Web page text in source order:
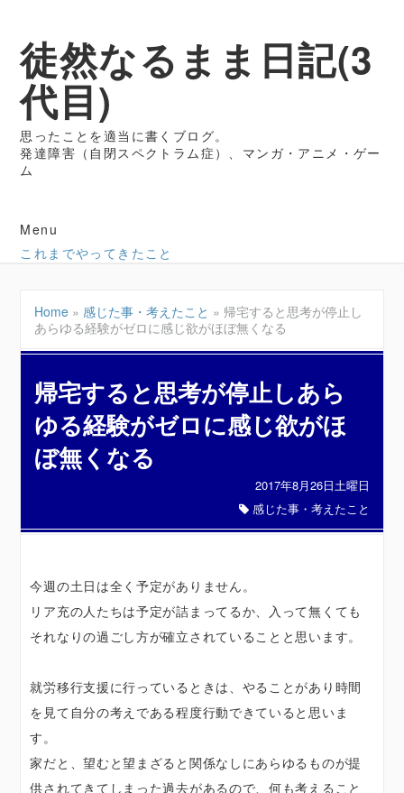
徒然なるまま日記(3
代目)
思ったことを適当に書くブログ。
発達障害（自閉スペクトラム症）、マンガ・アニメ・ゲー
ム
Menu
これまでやってきたこと
Home » 感じた事・考えたこと » 帰宅すると思考が停止し
あらゆる経験がゼロに感じ欲がほぼ無くなる
帰宅すると思考が停止しあら
ゆる経験がゼロに感じ欲がほ
ぼ無くなる
2017年8月26日土曜日
感じた事・考えたこと
今週の土日は全く予定がありません。
リア充の人たちは予定が詰まってるか、入って無くても
それなりの過ごし方が確立されていることと思います。
就労移行支援に行っているときは、やることがあり時間
を見て自分の考えである程度行動できていると思いま
す。
家だと、望むと望まざると関係なしにあらゆるものが提
供されてきてしまった過去があるので、何も考えること